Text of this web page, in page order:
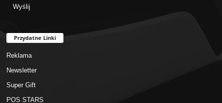
Przydatne Linki
Reklama
Newsletter
Super Gift
POS STARS